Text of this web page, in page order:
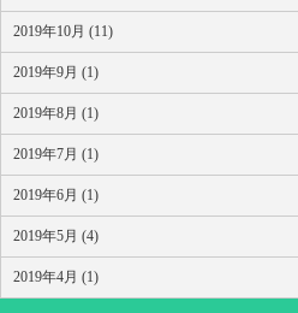
2019年10月 (11)
2019年9月 (1)
2019年8月 (1)
2019年7月 (1)
2019年6月 (1)
2019年5月 (4)
2019年4月 (1)